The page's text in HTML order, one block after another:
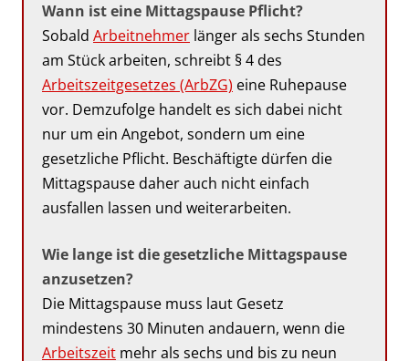
Wann ist eine Mittagspause Pflicht?
Sobald Arbeitnehmer länger als sechs Stunden
am Stück arbeiten, schreibt § 4 des
Arbeitszeitgesetzes (ArbZG) eine Ruhepause
vor. Demzufolge handelt es sich dabei nicht
nur um ein Angebot, sondern um eine
gesetzliche Pflicht. Beschäftigte dürfen die
Mittagspause daher auch nicht einfach
ausfallen lassen und weiterarbeiten.
Wie lange ist die gesetzliche Mittagspause
anzusetzen?
Die Mittagspause muss laut Gesetz
mindestens 30 Minuten andauern, wenn die
Arbeitszeit mehr als sechs und bis zu neun